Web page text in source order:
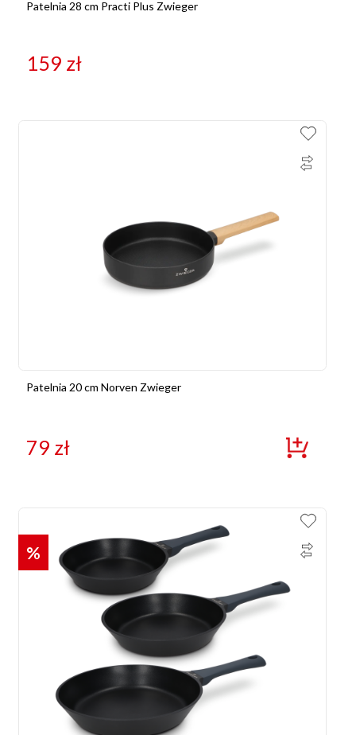
Patelnia 28 cm Practi Plus Zwieger
159 zł
Patelnia 20 cm Norven Zwieger
79 zł
%